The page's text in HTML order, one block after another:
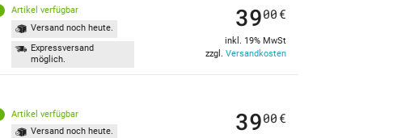
Artikel verfügbar
Versand noch heute.
Expressversand
möglich.
3900 €
inkl. 19% MwSt
zzgl. Versandkosten
Artikel verfügbar
Versand noch heute.
3900 €